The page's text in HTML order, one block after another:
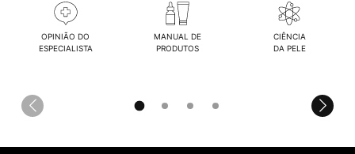
OPINIÃO DO
ESPECIALISTA
MANUAL DE
PRODUTOS
CIÊNCIA
DA PELE